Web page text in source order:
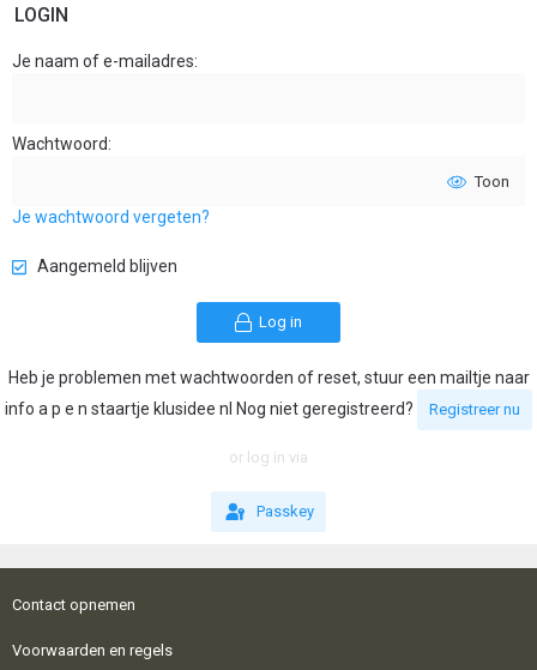
LOGIN
Je naam of e-mailadres
Wachtwoord
Toon
Je wachtwoord vergeten?
Aangemeld blijven
Log in
Heb je problemen met wachtwoorden of reset, stuur een mailtje naar
info a p e n staartje klusidee nl Nog niet geregistreerd?
Registreer nu
or log in via
Passkey
Contact opnemen
Voorwaarden en regels